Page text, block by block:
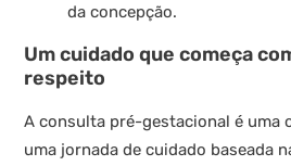
da concepção.
Um cuidado que começa
respeito
A consulta pré-gestacional é uma
uma jornada de cuidado baseada